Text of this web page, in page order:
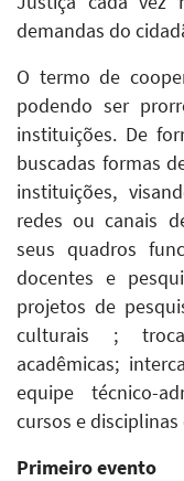
demandas do
O termo de
podendo ser
instituições. De
buscadas formas
instituições,
redes ou canais
seus quadros
docentes e
projetos de
culturais ;
acadêmicas;
equipe técnico-
cursos e
Primeiro evento